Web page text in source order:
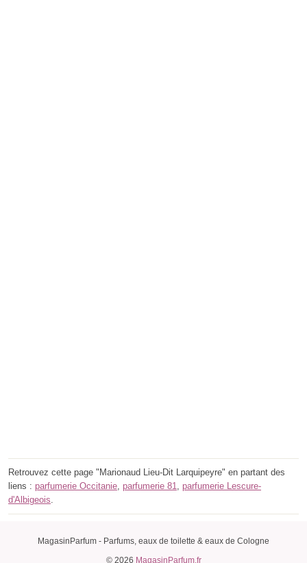
Retrouvez cette page "Marionaud Lieu-Dit Larquipeyre" en partant des
liens : parfumerie Occitanie, parfumerie 81, parfumerie Lescure-
d'Albigeois.
MagasinParfum - Parfums, eaux de toilette & eaux de Cologne
© 2026 MagasinParfum.fr